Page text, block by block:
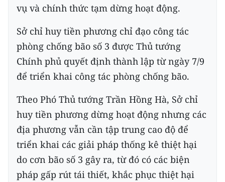
vụ và chính thức tạm dừng hoạt động.
Sở chỉ huy tiền phương chỉ đạo công tác
phòng chống bão số 3 được Thủ tướng
Chính phủ quyết định thành lập từ ngày 7/9
để triển khai công tác phòng chống bão.
Theo Phó Thủ tướng Trần Hồng Hà, Sở chỉ
huy tiền phương dừng hoạt động nhưng các
địa phương vẫn cần tập trung cao độ để
triển khai các giải pháp thống kê thiệt hại
do cơn bão số 3 gây ra, từ đó có các biện
pháp gấp rút tái thiết, khắc phục thiệt hại